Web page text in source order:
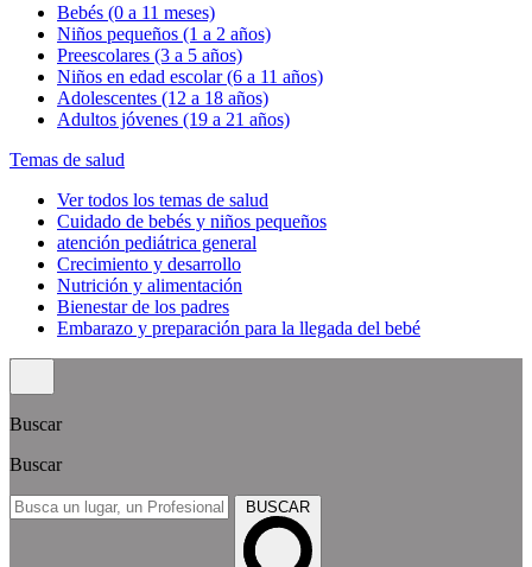
Bebés (0 a 11 meses)
Niños pequeños (1 a 2 años)
Preescolares (3 a 5 años)
Niños en edad escolar (6 a 11 años)
Adolescentes (12 a 18 años)
Adultos jóvenes (19 a 21 años)
Temas de salud
Ver todos los temas de salud
Cuidado de bebés y niños pequeños
atención pediátrica general
Crecimiento y desarrollo
Nutrición y alimentación
Bienestar de los padres
Embarazo y preparación para la llegada del bebé
Buscar
Buscar
BUSCAR